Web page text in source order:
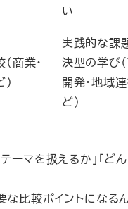
い
商業・
実践的な課
決型の学び
開発・地域
ど）
ーマを扱えるか」「ど
比較ポイントになるん